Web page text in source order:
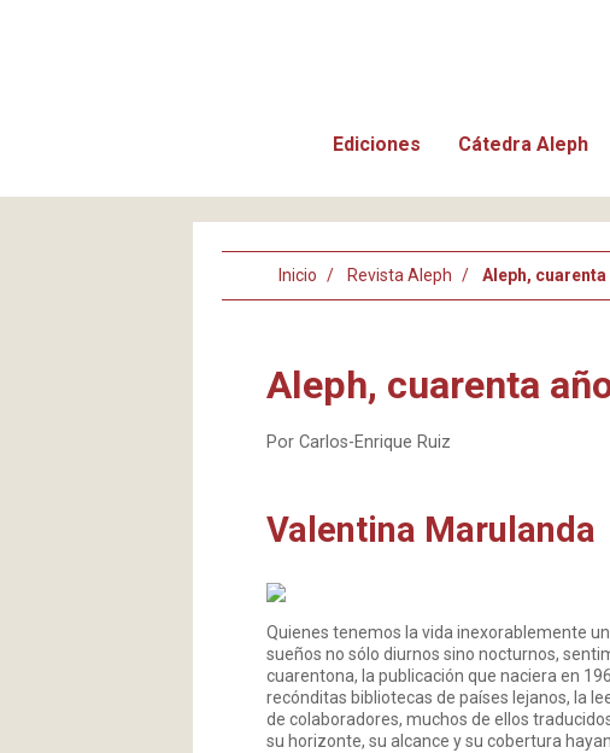
Ediciones Cátedra Aleph
Inicio Revista Aleph Aleph,
Aleph, cuarenta
Por Carlos-Enrique Ruiz
Valentina Marulanda
Quienes tenemos la vida inexorablemente
sueños no sólo diurnos sino nocturnos,
cuarentona, la publicación que naciera en
recónditas bibliotecas de países lejanos, la
de colaboradores, muchos de ellos
su horizonte, su alcance y su cobertura